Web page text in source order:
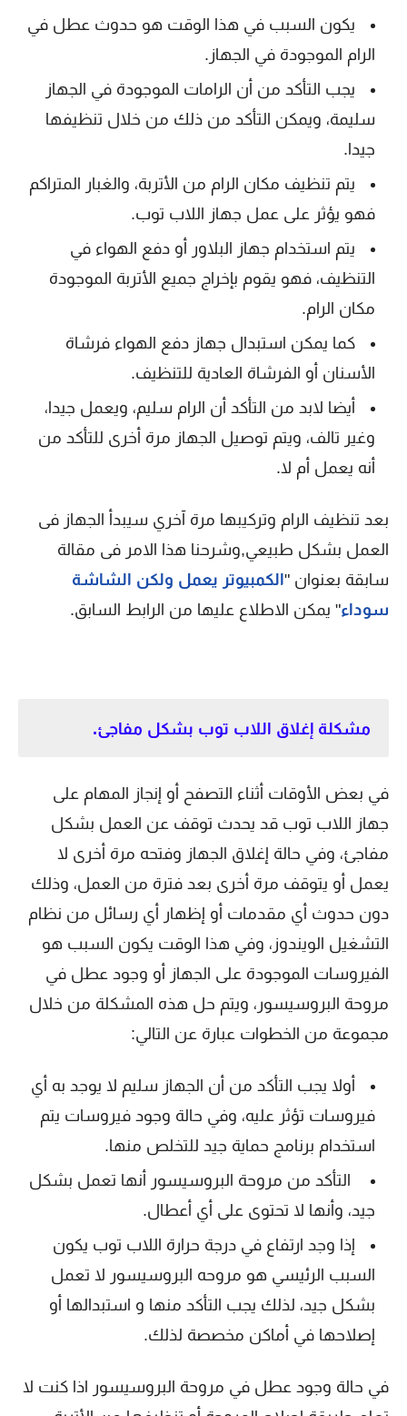
يكون السبب في هذا الوقت هو حدوث عطل في
الرام الموجودة في الجهاز.
يجب التأكد من أن الرامات الموجودة في الجهاز
سليمة، ويمكن التأكد من ذلك من خلال تنظيفها
جيدا.
يتم تنظيف مكان الرام من الأتربة، والغبار المتراكم
فهو يؤثر على عمل جهاز اللاب توب.
يتم استخدام جهاز البلاور أو دفع الهواء في
التنظيف، فهو يقوم بإخراج جميع الأتربة الموجودة
مكان الرام.
كما يمكن استبدال جهاز دفع الهواء فرشاة
الأسنان أو الفرشاة العادية للتنظيف.
أيضا لابد من التأكد أن الرام سليم، ويعمل جيدا،
وغير تالف، ويتم توصيل الجهاز مرة أخرى للتأكد من
أنه يعمل أم لا.
بعد تنظيف الرام وتركيبها مرة آخري سيبدأ الجهاز فى
العمل بشكل طبيعي,وشرحنا هذا الامر فى مقالة
سابقة بعنوان "الكمبيوتر يعمل ولكن الشاشة
سوداء" يمكن الاطلاع عليها من الرابط السابق.
مشكلة إغلاق اللاب توب بشكل مفاجئ.
في بعض الأوقات أثناء التصفح أو إنجاز المهام على
جهاز اللاب توب قد يحدث توقف عن العمل بشكل
مفاجئ، وفي حالة إغلاق الجهاز وفتحه مرة أخرى لا
يعمل أو يتوقف مرة أخرى بعد فترة من العمل، وذلك
دون حدوث أي مقدمات أو إظهار أي رسائل من نظام
التشغيل الويندوز، وفي هذا الوقت يكون السبب هو
الفيروسات الموجودة على الجهاز أو وجود عطل في
مروحة البروسيسور، ويتم حل هذه المشكلة من خلال
مجموعة من الخطوات عبارة عن التالي:
أولا يجب التأكد من أن الجهاز سليم لا يوجد به أي
فيروسات تؤثر عليه، وفي حالة وجود فيروسات يتم
استخدام برنامج حماية جيد للتخلص منها.
التأكد من مروحة البروسيسور أنها تعمل بشكل
جيد، وأنها لا تحتوى على أي أعطال.
إذا وجد ارتفاع في درجة حرارة اللاب توب يكون
السبب الرئيسي هو مروحه البروسيسور لا تعمل
بشكل جيد، لذلك يجب التأكد منها و استبدالها أو
إصلاحها في أماكن مخصصة لذلك.
في حالة وجود عطل في مروحة البروسيسور اذا كنت لا